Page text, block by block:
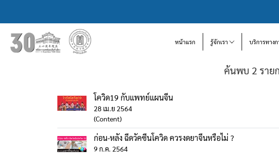
หน้าแรก รู้จักเรา บริการทาง
ค้นพบ 2 ราย
โควิด19 กับแพทย์แผนจีน
28 เม.ย 2564
(Content)
ก่อน-หลัง ฉีดวัคซีนโควิด ควรงดยาจีนหรือไม่ ?
9 ก.ค. 2564